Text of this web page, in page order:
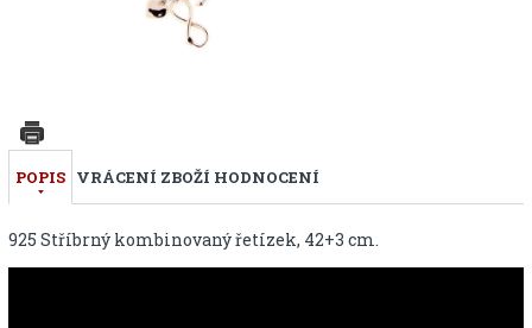
POPIS VRÁCENÍ ZBOŽÍ HODNOCENÍ
925 Stříbrný kombinovaný řetízek, 42+3 cm.